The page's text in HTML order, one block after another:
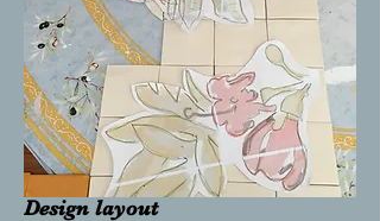
Design layout